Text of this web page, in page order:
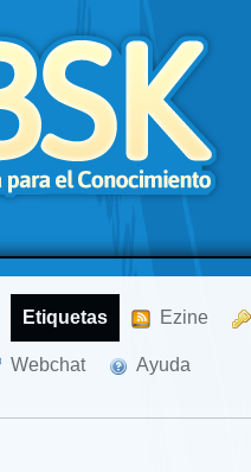
Etiquetas Ezine
Webchat Ayuda